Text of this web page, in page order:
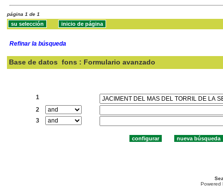
página 1 de 1
Refinar la búsqueda
Base de datos fons : Formulario avanzado
1
2
3